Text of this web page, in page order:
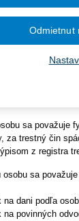
II.
v riadiacich
rozvoja
vo využívaní
na jeho
sa považuje
za trestný čin
z registra
osobu sa
dani podľa
povinných
Odmietnut